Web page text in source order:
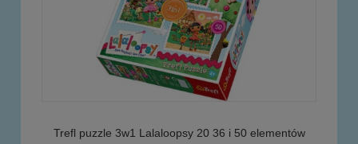
Trefl puzzle 3w1 Lalaloopsy 20 36 i 50 elementów